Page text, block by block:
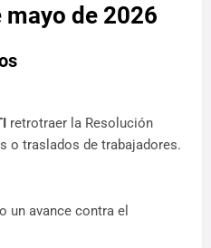
de 2026
retrotraer la Resolución
o traslados de trabajadores.
un avance contra el